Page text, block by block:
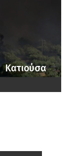
Κατιούσα